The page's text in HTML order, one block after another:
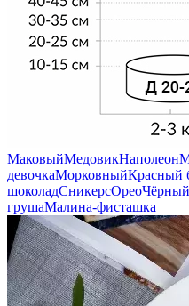
МаковыйМедовикНаполеон
девочкаМорковныйКрасный
шоколадСникерсОрео
грушаМалина-фисташка